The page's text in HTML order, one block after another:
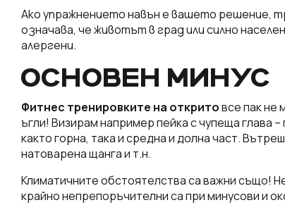
Ако упражнението навън е вашето решение,
означава, че животът в град или силно
алергени.
ОСНОВЕН МИНУС
Фитнес тренировките на откритовсе пак не
ъгли! Визирам например пейка с чупеща глава
както горна, така и средна и долна част.
натоварена щанга и т.н.
Климатичните обстоятелства са важни също!
крайно непрепоръчителни са при минусови и